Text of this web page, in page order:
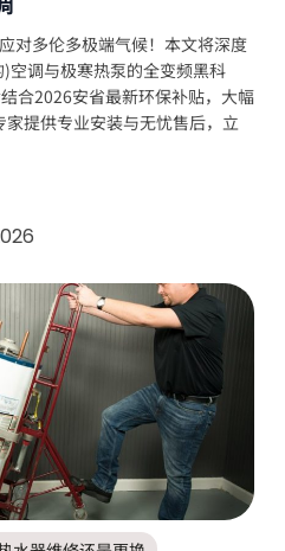
对多伦多极端气候！本文将深度
空调与极寒热泵的全变频黑科
合2026安省最新环保补贴，大幅
提供专业安装与无忧售后，立